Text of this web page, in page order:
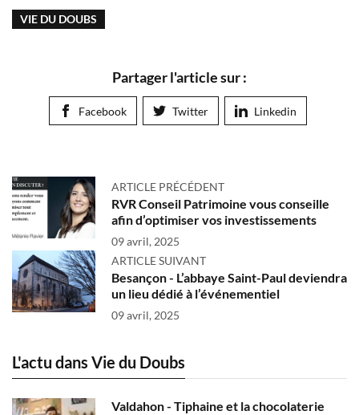
VIE DU DOUBS
Partager l'article sur :
Facebook Twitter Linkedin
ARTICLE PRÉCÉDENT
RVR Conseil Patrimoine vous conseille
afin d’optimiser vos investissements
09 avril, 2025
ARTICLE SUIVANT
Besançon - L’abbaye Saint-Paul deviendra
un lieu dédié à l’événementiel
09 avril, 2025
L'actu dans Vie du Doubs
Valdahon - Tiphaine et la chocolaterie